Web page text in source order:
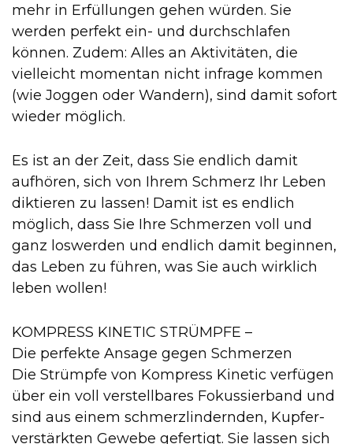
mehr in Erfüllungen gehen würden. Sie
werden perfekt ein- und durchschlafen
können. Zudem: Alles an Aktivitäten, die
vielleicht momentan nicht infrage kommen
(wie Joggen oder Wandern), sind damit sofort
wieder möglich.
Es ist an der Zeit, dass Sie endlich damit
aufhören, sich von Ihrem Schmerz Ihr Leben
diktieren zu lassen! Damit ist es endlich
möglich, dass Sie Ihre Schmerzen voll und
ganz loswerden und endlich damit beginnen,
das Leben zu führen, was Sie auch wirklich
leben wollen!
KOMPRESS KINETIC STRÜMPFE –
Die perfekte Ansage gegen Schmerzen
Die Strümpfe von Kompress Kinetic verfügen
über ein voll verstellbares Fokussierband und
sind aus einem schmerzlindernden, Kupfer-
verstärkten Gewebe gefertigt. Sie lassen sich